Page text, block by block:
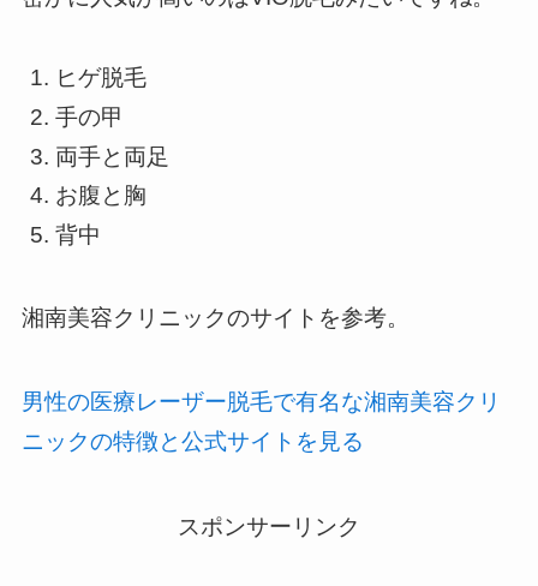
ヒゲ脱毛
手の甲
両手と両足
お腹と胸
背中
湘南美容クリニックのサイトを参考。
男性の医療レーザー脱毛で有名な湘南美容クリ
ニックの特徴と公式サイトを見る
スポンサーリンク